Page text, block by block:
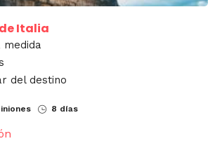
Italia
medida
del destino
8 días